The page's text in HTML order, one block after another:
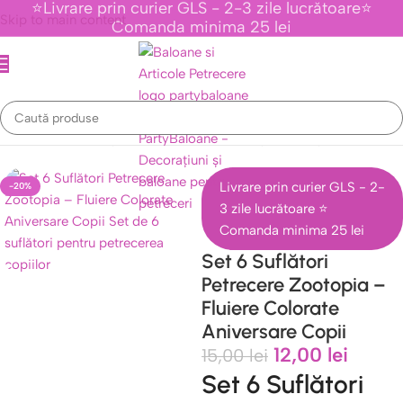
Skip to main content
⭐Livrare prin curier GLS - 2-3 zile lucrătoare⭐
Comanda minima 25 lei
Animate/Colecția Zootropolis: Baloane și Decorațiuni Petrecere
-20%
Livrare prin curier GLS - 2-
3 zile lucrătoare ⭐
Comanda minima 25 lei
Set 6 Suflători
Petrecere Zootopia –
Fluiere Colorate
Aniversare Copii
15,00lei 12,00 lei
Set 6 Suflători